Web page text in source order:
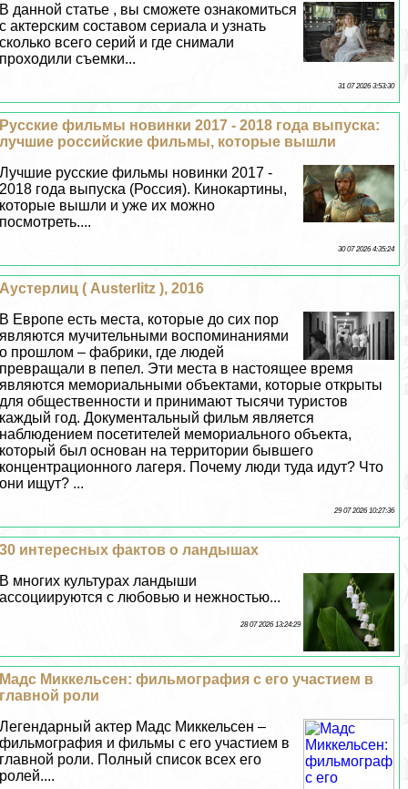
В данной статье , вы сможете ознакомиться
с актерским составом сериала и узнать
сколько всего серий и где снимали
проходили съемки...
31 07 2026 3:53:30
Русские фильмы новинки 2017 - 2018 года выпуска:
лучшие российские фильмы, которые вышли
Лучшие русские фильмы новинки 2017 -
2018 года выпуска (Россия). Кинокартины,
которые вышли и уже их можно
посмотреть....
30 07 2026 4:35:24
Аустерлиц ( Austerlitz ), 2016
В Европе есть места, которые до сих пор
являются мучительными воспоминаниями
о прошлом – фабрики, где людей
превращали в пепел. Эти места в настоящее время
являются мемориальными объектами, которые открыты
для общественности и принимают тысячи туристов
каждый год. Документальный фильм является
наблюдением посетителей мемориального объекта,
который был основан на территории бывшего
концентрационного лагеря. Почему люди туда идут? Что
они ищут? ...
29 07 2026 10:27:36
30 интересных фактов о ландышах
В многих культурах ландыши
ассоциируются с любовью и нежностью...
28 07 2026 13:24:29
Мадс Миккельсен: фильмография с его участием в
главной роли
Легендарный актер Мадс Миккельсен –
фильмография и фильмы с его участием в
главной роли. Полный список всех его
ролей....